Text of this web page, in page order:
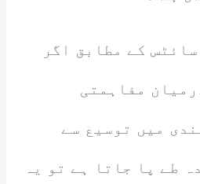
کے مطابق اگر
مفاہمتی
میں توسیع سے
طے پا جاتا ہے تو یہ